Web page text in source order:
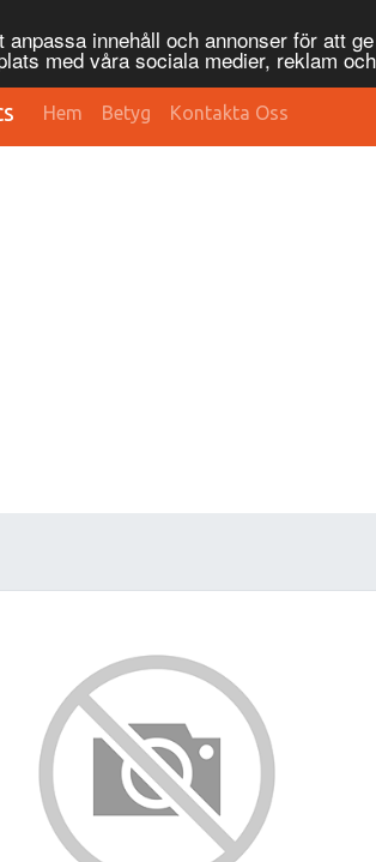
innehåll och annonser för att
med våra sociala medier, reklam
Hem Betyg Kontakta Oss